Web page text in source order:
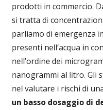
prodotti in commercio.
si tratta di
parliamo di emergenza
presenti nell’acqua in
nell’ordine dei
nanogrammi al litro. Gli
nel valutare i rischi di
un basso dosaggio di